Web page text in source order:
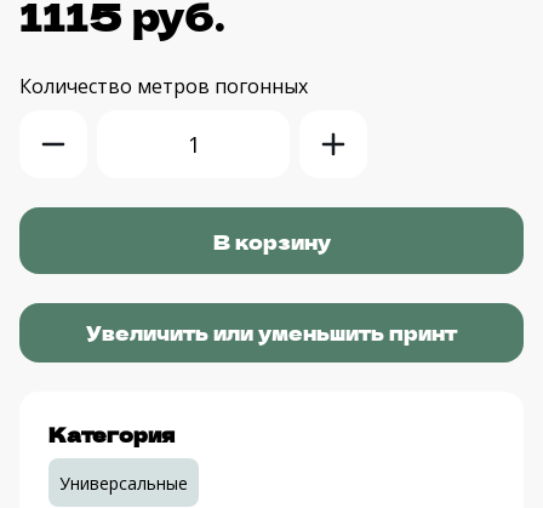
1115 руб.
Количество метров погонных
Увеличить или уменьшить принт
Категория
Универсальные